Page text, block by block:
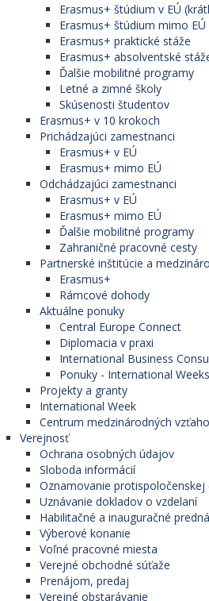
Erasmus+ štúdium v EÚ
Erasmus+ štúdium mimo EÚ
Erasmus+ praktické stáže
Erasmus+ absolventské
Ďalšie mobilitné programy
Letné a zimné školy
Skúsenosti študentov
Erasmus+ v 10 krokoch
Prichádzajúci zamestnanci
Erasmus+ v EÚ
Erasmus+ mimo EÚ
Odchádzajúci zamestnanci
Erasmus+ v EÚ
Erasmus+ mimo EÚ
Ďalšie mobilitné programy
Zahraničné pracovné cesty
Partnerské inštitúcie a
Erasmus+
Rámcové dohody
Aktuálne ponuky
Central Europe Connect
Diplomacia v praxi
International Business
Ponuky - International Weeks
Projekty a granty
International Week
Centrum medzinárodných
Verejnosť
Ochrana osobných údajov
Sloboda informácií
Oznamovanie protispoločenskej
Uznávanie dokladov o vzdelaní
Habilitačné a inauguračné
Výberové konanie
Voľné pracovné miesta
Verejné obchodné súťaže
Prenájom, predaj
Verejné obstarávanie
Bankové spojenie pre
SWIFT: SPSRSKBA
Banka: Štátna pokladnica,
Bratislava
Bankové spojenie pre
Banka príjemcu: STATNA
Radlinskeho 32 810 05
BIC/SWIFT**: SPSRSKBAXXX
Sprostredkujúca banka
Vseobecna uverova banka,
Mlynske Nivy 1 829 90
Bratislava Slovakia
BIC/SWIFT**: SUBASKBXXXX
ekonómii
denná
Hospodárska
informatika
denná
Účtovníctvo
Dátová analytika
a kontroling
(profesijne
orientovaný
študijný program)
Aktuárstvo
Data science v
ekonómii
Informačný
manažment
Účtovníctvo a
audítorstvo
Fakulta
manažmentu
Študijné programy 1.
Ekonomika a
manažment
podniku
Business